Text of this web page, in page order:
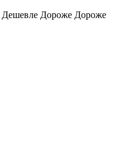
Дешевле Дороже Дороже